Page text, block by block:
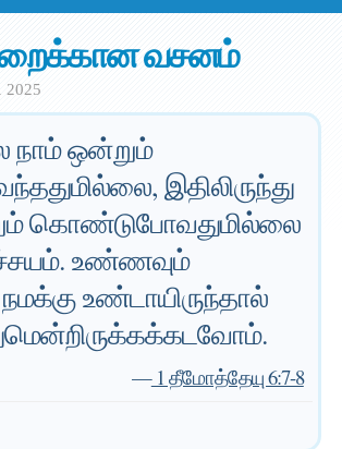
வசனம்
நாம் ஒன்றும்
இதிலிருந்து
கொண்டுபோவதுமில்லை
உண்ணவும்
நமக்கு உண்டாயிருந்தால்
—1 தீமோத்தேயு 6:7-8